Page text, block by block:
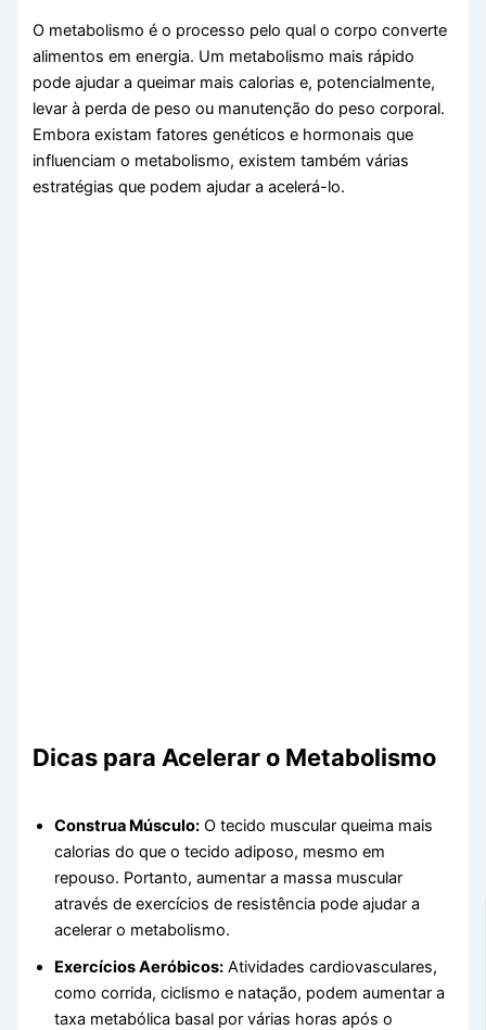
O metabolismo é o processo pelo qual o corpo converte
alimentos em energia. Um metabolismo mais rápido
pode ajudar a queimar mais calorias e, potencialmente,
levar à perda de peso ou manutenção do peso corporal.
Embora existam fatores genéticos e hormonais que
influenciam o metabolismo, existem também várias
estratégias que podem ajudar a acelerá-lo.
Dicas para Acelerar o Metabolismo
Construa Músculo: O tecido muscular queima mais
calorias do que o tecido adiposo, mesmo em
repouso. Portanto, aumentar a massa muscular
através de exercícios de resistência pode ajudar a
acelerar o metabolismo.
Exercícios Aeróbicos: Atividades cardiovasculares,
como corrida, ciclismo e natação, podem aumentar a
taxa metabólica basal por várias horas após o